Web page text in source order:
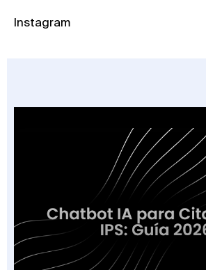
Instagram